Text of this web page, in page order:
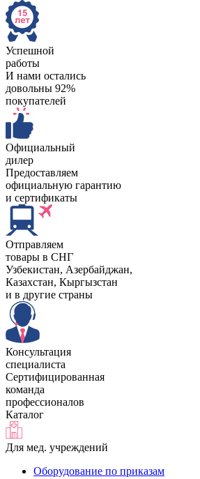
Успешной
работы
И нами остались
довольны 92%
покупателей
Официальный
дилер
Предоставляем
официальную гарантию
и сертификаты
Отправляем
товары в СНГ
Узбекистан, Aзербайджан,
Казахстан, Кыргызстан
и в другие страны
Консультация
специалиста
Сертифицированная
команда
профессионалов
Каталог
Для мед. учреждений
Оборудование по приказам